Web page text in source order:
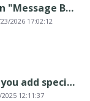
Losing data/information in "Message Box"
2026 17:02:12
Shopping Cart Index - Can you add special instruction text to this form?
12:11:37